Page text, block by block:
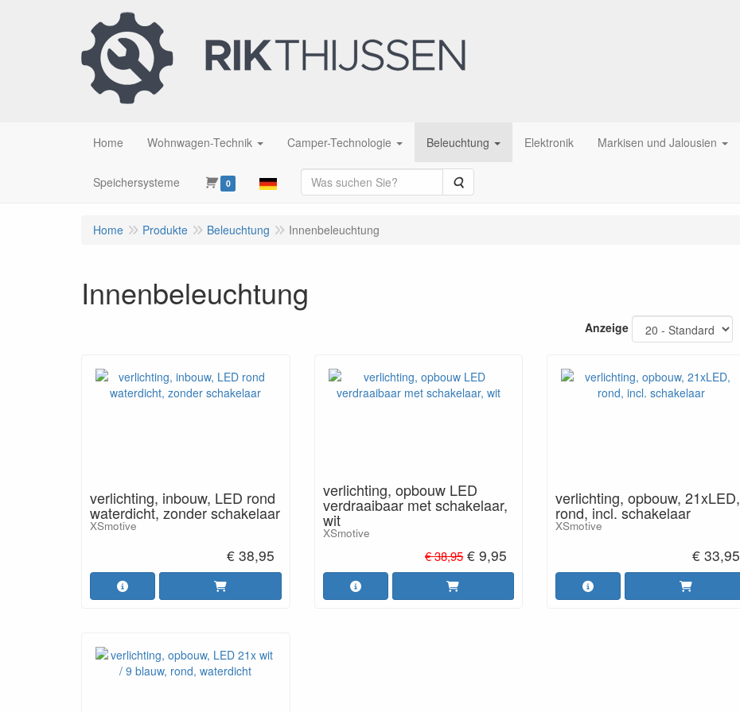
Home Wohnwagen-Technik Camper-Technologie Beleuchtung Elektronik Markisen und Jalousien
Speichersysteme 0 Suche
Home Produkte Beleuchtung Innenbeleuchtung
Innenbeleuchtung
Anzeige
verlichting, inbouw, LED rond
waterdicht, zonder schakelaar
XSmotive
€ 38,95
verlichting, opbouw LED
verdraaibaar met schakelaar,
wit
XSmotive
€ 38,95 € 9,95
verlichting, opbouw, 21xLED,
rond, incl. schakelaar
XSmotive
€ 33,95